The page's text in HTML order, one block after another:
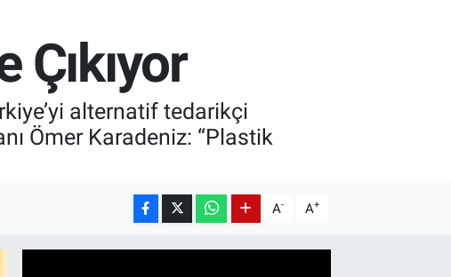
alternatif tedarikçi
Ömer Karadeniz: “Plastik
A- A+